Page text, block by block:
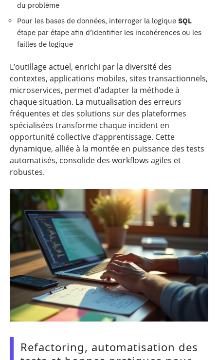
du problème
Pour les bases de données, interroger la logique SQL
étape par étape afin d’identifier les incohérences ou les
failles de logique
L’outillage actuel, enrichi par la diversité des
contextes, applications mobiles, sites transactionnels,
microservices, permet d’adapter la méthode à
chaque situation. La mutualisation des erreurs
fréquentes et des solutions sur des plateformes
spécialisées transforme chaque incident en
opportunité collective d’apprentissage. Cette
dynamique, alliée à la montée en puissance des tests
automatisés, consolide des workflows agiles et
robustes.
Refactoring, automatisation des